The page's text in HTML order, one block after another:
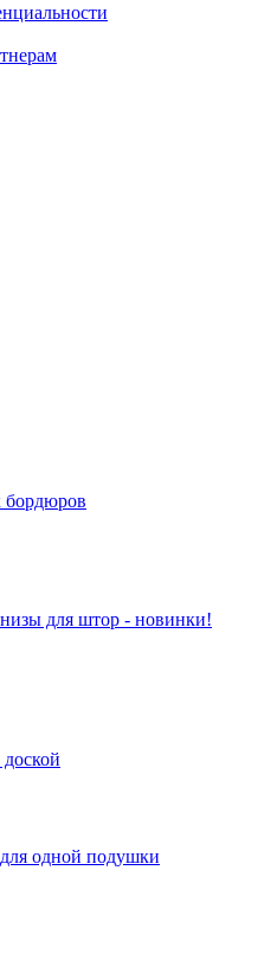
бордюров
для штор - новинки!
одной подушки